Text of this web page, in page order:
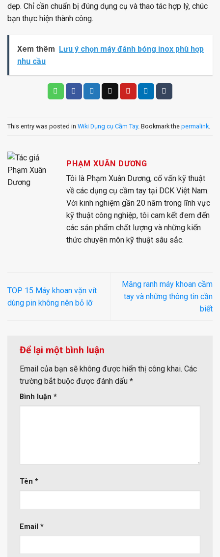
dẹp. Chỉ cần chuẩn bị đúng dụng cụ và thao tác hợp lý, chúc
bạn thực hiện thành công.
Xem thêm Lưu ý chọn máy đánh bóng inox phù hợp
nhu cầu
This entry was posted in Wiki Dụng cụ Cầm Tay. Bookmark the permalink
PHẠM XUÂN DƯƠNG
Tôi là Phạm Xuân Dương, cố vấn kỹ thuật
về các dụng cụ cầm tay tại DCK Việt Nam.
Với kinh nghiệm gần 20 năm trong lĩnh vực
kỹ thuật công nghiệp, tôi cam kết đem đến
các sản phẩm chất lượng và những kiến
thức chuyên môn kỹ thuật sâu sắc.
TOP 15 Máy khoan vặn vít
dùng pin không nên bỏ lỡ
Măng ranh máy khoan cầm
tay và những thông tin cần
biết
Để lại một bình luận
Email của bạn sẽ không được hiển thị công khai. Các
trường bắt buộc được đánh dấu *
Bình luận *
Tên *
Email *